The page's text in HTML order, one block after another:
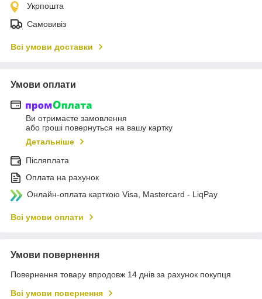
Укрпошта
Самовивіз
Всі умови доставки
Умови оплати
Ви отримаєте замовлення
або гроші повернуться на вашу картку
Детальніше
Післяплата
Оплата на рахунок
Онлайн-оплата карткою Visa, Mastercard - LiqPay
Всі умови оплати
Умови повернення
Повернення товару впродовж 14 днів за рахунок покупця
Всі умови повернення